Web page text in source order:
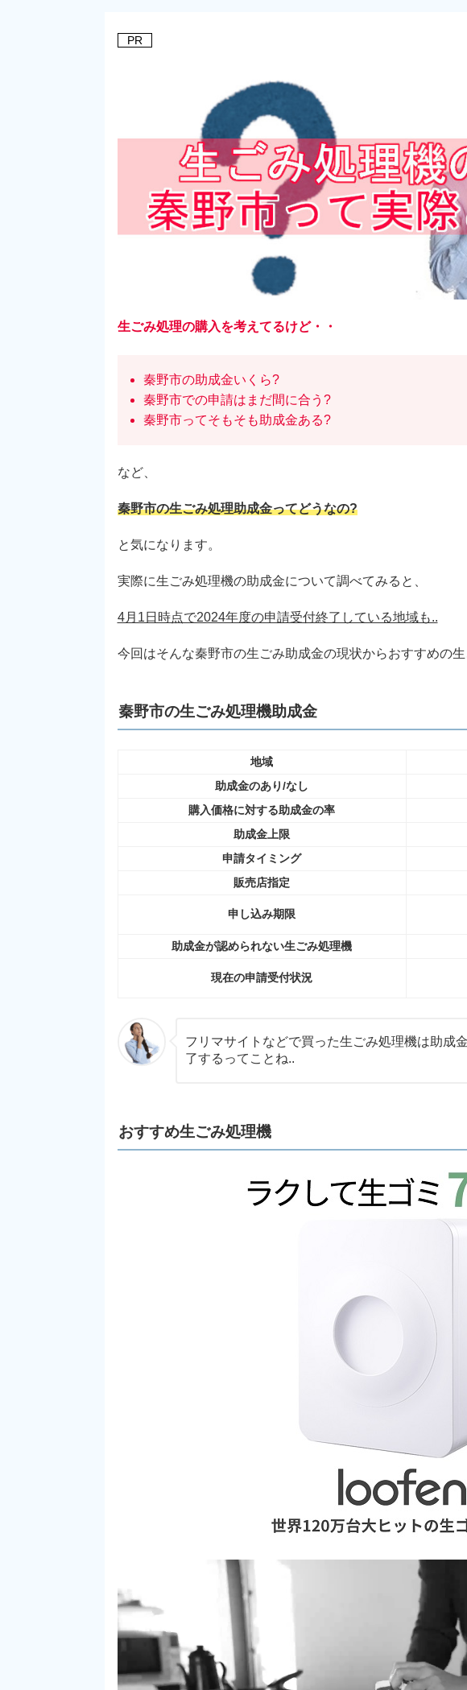
PR
生ごみ処理の購入を考えてるけど・・
秦野市の助成金いくら?
秦野市での申請はまだ間に合う?
秦野市ってそもそも助成金ある?
など、
秦野市の生ごみ処理助成金ってどうなの?
と気になります。
実際に生ごみ処理機の助成金について調べてみると、
4月1日時点で2024年度の申請受付終了している地域も..
今回はそんな秦野市の生ごみ助成金の現状からおすすめの
秦野市の生ごみ処理機助成金
地域
助成金のあり/なし
購入価格に対する助成金の率
助成金上限
申請タイミング
販売店指定
申し込み期限
助成金が認められない生ごみ処理機
現在の申請受付状況
フリマサイトなどで買った生ごみ処理機は助成
了するってことね..
おすすめ生ごみ処理機